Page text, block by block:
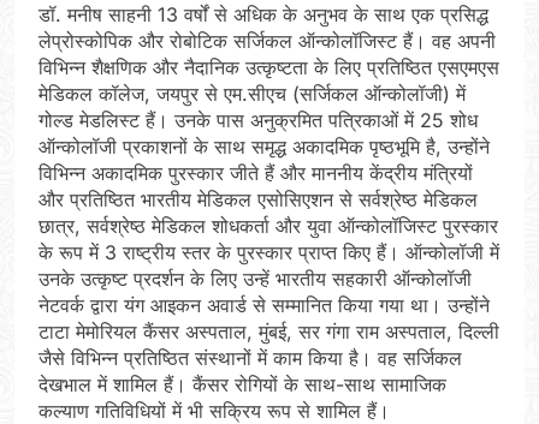
डॉ. मनीष साहनी 13 वर्षों से अधिक के अनुभव के साथ एक प्रसिद्ध
लेप्रोस्कोपिक और रोबोटिक सर्जिकल ऑन्कोलॉजिस्ट हैं। वह अपनी
विभिन्न शैक्षणिक और नैदानिक ​​उत्कृष्टता के लिए प्रतिष्ठित एसएमएस
मेडिकल कॉलेज, जयपुर से एम.सीएच (सर्जिकल ऑन्कोलॉजी) में
गोल्ड मेडलिस्ट हैं। उनके पास अनुक्रमित पत्रिकाओं में 25 शोध
ऑन्कोलॉजी प्रकाशनों के साथ समृद्ध अकादमिक पृष्ठभूमि है, उन्होंने
विभिन्न अकादमिक पुरस्कार जीते हैं और माननीय केंद्रीय मंत्रियों
और प्रतिष्ठित भारतीय मेडिकल एसोसिएशन से सर्वश्रेष्ठ मेडिकल
छात्र, सर्वश्रेष्ठ मेडिकल शोधकर्ता और युवा ऑन्कोलॉजिस्ट पुरस्कार
के रूप में 3 राष्ट्रीय स्तर के पुरस्कार प्राप्त किए हैं। ऑन्कोलॉजी में
उनके उत्कृष्ट प्रदर्शन के लिए उन्हें भारतीय सहकारी ऑन्कोलॉजी
नेटवर्क द्वारा यंग आइकन अवार्ड से सम्मानित किया गया था। उन्होंने
टाटा मेमोरियल कैंसर अस्पताल, मुंबई, सर गंगा राम अस्पताल, दिल्ली
जैसे विभिन्न प्रतिष्ठित संस्थानों में काम किया है। वह सर्जिकल
देखभाल में शामिल हैं। कैंसर रोगियों के साथ-साथ सामाजिक
कल्याण गतिविधियों में भी सक्रिय रूप से शामिल हैं।